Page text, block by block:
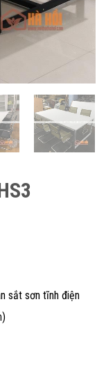
sắt sơn tĩnh điện